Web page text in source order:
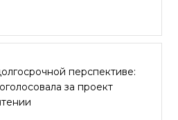
перспективе:
за проект